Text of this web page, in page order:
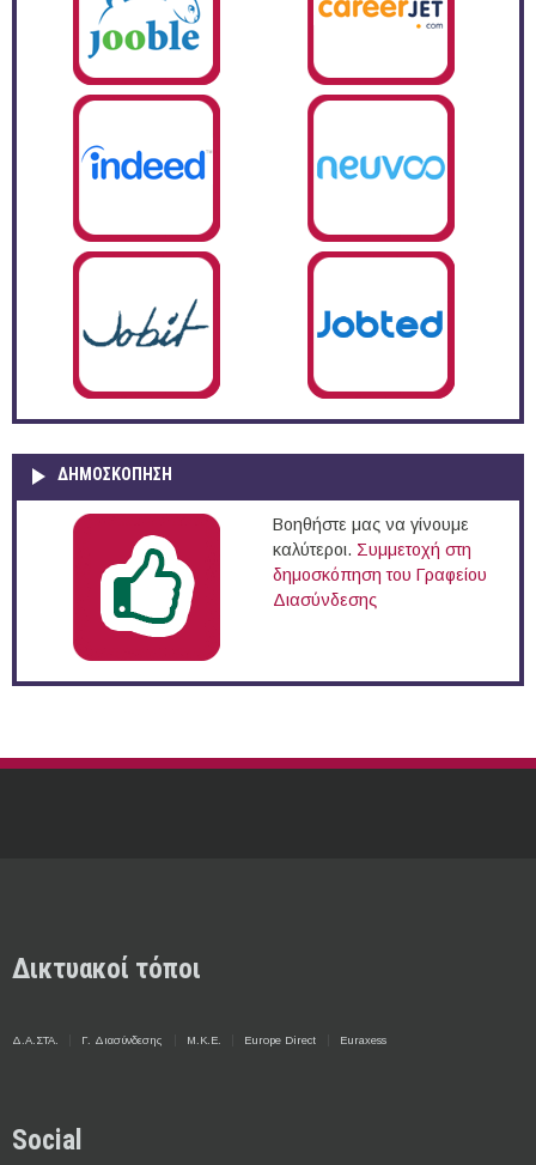
ΔΗΜΟΣΚΌΠΗΣΗ
Βοηθήστε μας να γίνουμε
καλύτεροι. Συμμετοχή στη
δημοσκόπηση του Γραφείου
Διασύνδεσης
Δικτυακοί τόποι
Δ.Α.ΣΤΑ. Γ. Διασύνδεσης Μ.Κ.Ε. Europe Direct Euraxess
Social